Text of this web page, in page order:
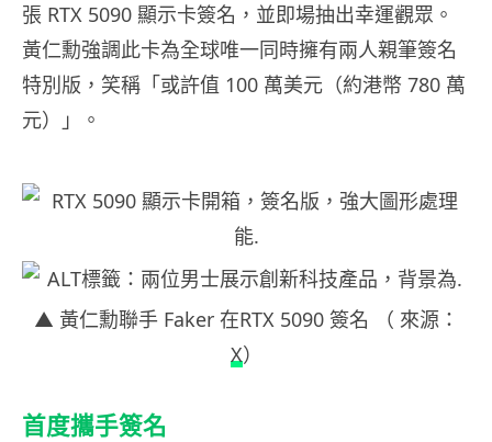
張 RTX 5090 顯示卡簽名，並即場抽出幸運觀眾。
黃仁勳強調此卡為全球唯一同時擁有兩人親筆簽名
特別版，笑稱「或許值 100 萬美元（約港幣 780 萬
元）」。
▲ 黃仁勳聯手 Faker 在RTX 5090 簽名 （ 來源：
X）
首度攜手簽名